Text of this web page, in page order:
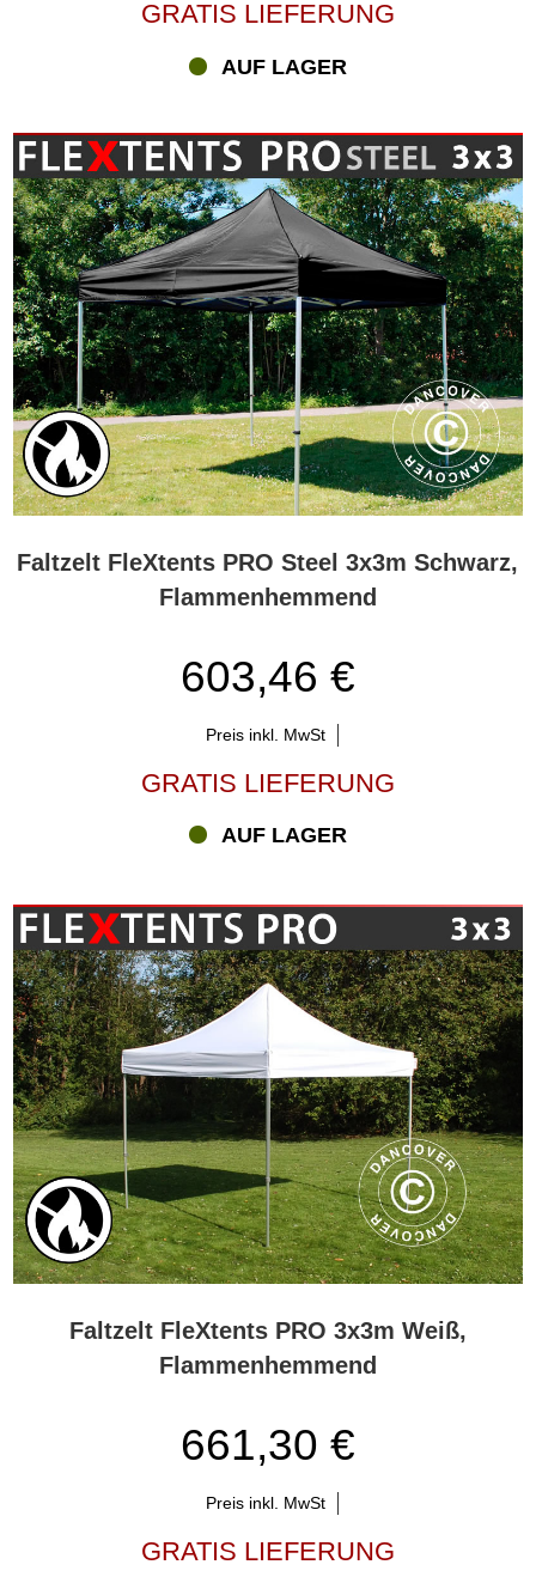
die Veranstaltung? Mit Verbindungsstücken und Regenrinnen
kohärenten Raum zu schaffen, den Sie benötigen.
Wussten Sie, dass Sie Ihr neues, flammfestes FleXtents®-Faltzelt
mit Ihrem Logo und mehr dekorieren können? Auf Flextents.com
sind wir auf den Digitaldruck für Faltzelte und mehr spezialisiert.
Mit diesem einzigartigen Merkmal sorgen Sie auf Messen und
anderen professionellen Events für positive Aufmerksamkeit und
eine hohe Wiedererkennung. Werfen Sie einen Blick auf all die
verschiedenen FleXtents®-Faltzelte auf Flextents.com –
einschließlich unserer flammfesten Faltzelte. Die einzigartige
Funktionalität und die qualitativ hochwertigen Materialien haben
unsere FleXtents®-Faltzelte in ganz Europa äußerst beliebt
gemacht. Flextents.com ist Ihr Faltzelt-Experte, und wir bieten
Ihnen professionellen Service und Beratung vor, während und
nach dem Kauf.
GRATIS LIEFERUNG
AUF LAGER
Faltzelt FleXtents PRO Steel 3x3m Schwarz,
Flammenhemmend
603,46 €
Preis inkl. MwSt
GRATIS LIEFERUNG
AUF LAGER
Faltzelt FleXtents PRO 3x3m Weiß,
Flammenhemmend
661,30 €
Preis inkl. MwSt
GRATIS LIEFERUNG